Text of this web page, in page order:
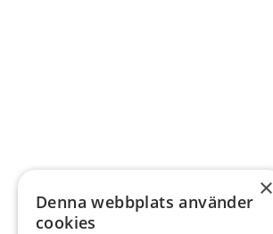
×
Denna webbplats använder
cookies